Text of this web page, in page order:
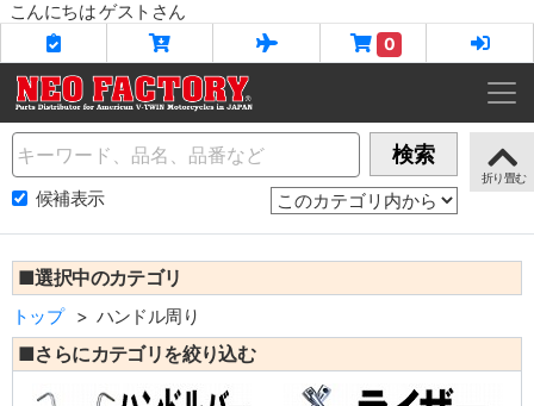
こんにちは ゲストさん
0
Name 検索
候補表示
■選択中のカテゴリ
トップ ハンドル周り
■さらにカテゴリを絞り込む